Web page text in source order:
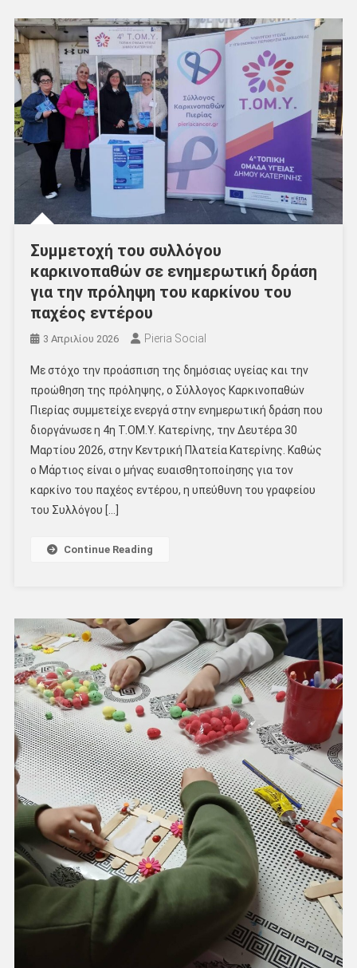
Συμμετοχή του συλλόγου
καρκινοπαθών σε ενημερωτική δράση
για την πρόληψη του καρκίνου του
παχέος εντέρου
3 Απριλίου 2026 Pieria Social
Με στόχο την προάσπιση της δημόσιας υγείας και την
προώθηση της πρόληψης, ο Σύλλογος Καρκινοπαθών
Πιερίας συμμετείχε ενεργά στην ενημερωτική δράση που
διοργάνωσε η 4η Τ.ΟΜ.Υ. Κατερίνης, την Δευτέρα 30
Μαρτίου 2026, στην Κεντρική Πλατεία Κατερίνης. Καθώς
ο Μάρτιος είναι ο μήνας ευαισθητοποίησης για τον
καρκίνο του παχέος εντέρου, η υπεύθυνη του γραφείου
του Συλλόγου […]
Continue Reading